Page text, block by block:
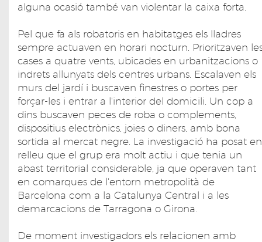
alguna ocasió també van violentar la caixa forta.
Pel que fa als robatoris en habitatges els lladres
sempre actuaven en horari nocturn. Prioritzaven
cases a quatre vents, ubicades en urbanitzacions o
indrets allunyats dels centres urbans. Escalaven els
murs del jardí i buscaven finestres o portes per
forçar-les i entrar a l'interior del domicili. Un cop a
dins buscaven peces de roba o complements,
dispositius electrònics, joies o diners, amb bona
sortida al mercat negre. La investigació ha posat en
relleu que el grup era molt actiu i que tenia un
abast territorial considerable, ja que operaven tant
en comarques de l'entorn metropolità de
Barcelona com a la Catalunya Central i a les
demarcacions de Tarragona o Girona.
De moment investigadors els relacionen amb